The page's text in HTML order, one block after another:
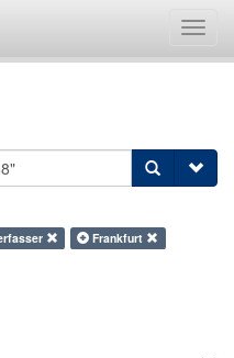
Frankfurt